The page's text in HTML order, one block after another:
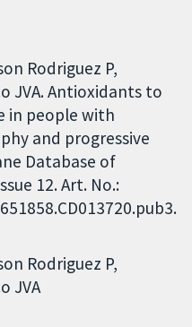
Rodriguez P,
JVA. Antioxidants to
in people with
and progressive
Database of
12. Art. No.:
Rodriguez P
JVA